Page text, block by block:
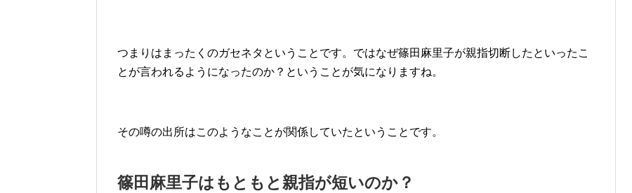
つまりはまったくのガセネタということです。ではなぜ篠田麻里子が親指切断したといったこ
とが言われるようになったのか？ということが気になりますね。
その噂の出所はこのようなことが関係していたということです。
篠田麻里子はもともと親指が短いのか？